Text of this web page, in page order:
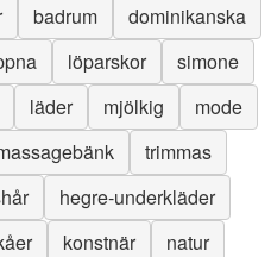
badrum
dominikanska
löparskor
simone
läder mjölkig
mode
trimmas
hegre-underkläder
konstnär
natur